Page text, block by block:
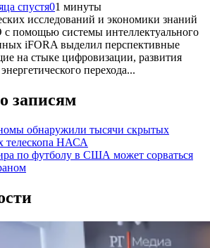
спустя01 минуты
исследований и экономики знаний
системы интеллектуального
iFORA выделил перспективные
на стыке цифровизации, развития
перехода...
записям
обнаружили тысячи скрытых
телескопа НАСА
по футболу в США может сорваться